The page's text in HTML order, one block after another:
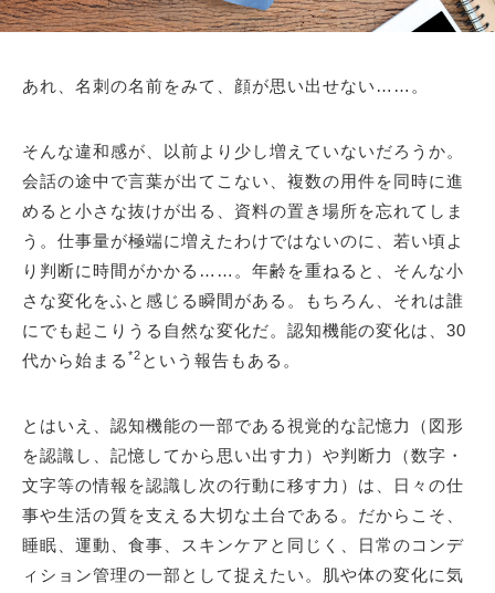
あれ、名刺の名前をみて、顔が思い出せない……。
そんな違和感が、以前より少し増えていないだろうか。
会話の途中で言葉が出てこない、複数の用件を同時に進
めると小さな抜けが出る、資料の置き場所を忘れてしま
う。仕事量が極端に増えたわけではないのに、若い頃よ
り判断に時間がかかる……。年齢を重ねると、そんな小
さな変化をふと感じる瞬間がある。もちろん、それは誰
にでも起こりうる自然な変化だ。認知機能の変化は、30
代から始まる *2 という報告もある。
とはいえ、認知機能の一部である視覚的な記憶力（図形
を認識し、記憶してから思い出す力）や判断力（数字・
文字等の情報を認識し次の行動に移す力）は、日々の仕
事や生活の質を支える大切な土台である。だからこそ、
睡眠、運動、食事、スキンケアと同じく、日常のコンデ
ィション管理の一部として捉えたい。肌や体の変化に気